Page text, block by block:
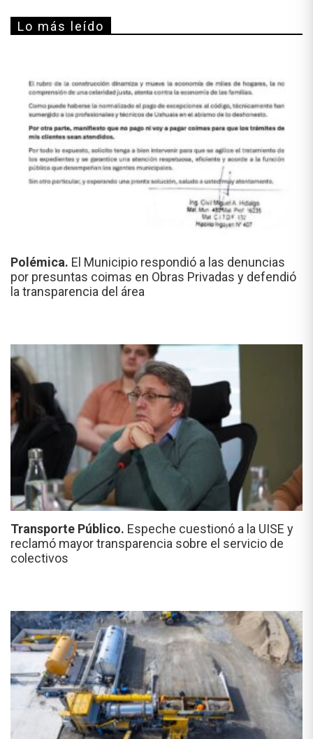
Lo más leído
Polémica. El Municipio respondió a las denuncias
por presuntas coimas en Obras Privadas y defendió
la transparencia del área
Transporte Público. Espeche cuestionó a la UISE y
reclamó mayor transparencia sobre el servicio de
colectivos